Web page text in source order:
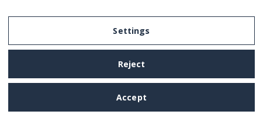
Settings
Reject
Accept
Legal Notice
Privacy and Cookies Policy
Terms and Conditions of Use
Settings